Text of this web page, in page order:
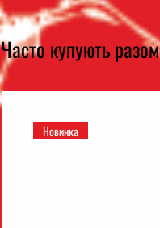
Часто купують разом
Новинка